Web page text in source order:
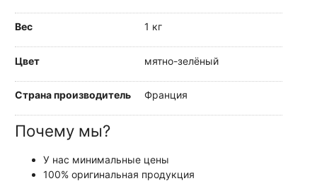
Вес 1 кг
Цвет мятно-зелёный
Страна производитель Франция
Почему мы?
У нас минимальные цены
100% оригинальная продукция